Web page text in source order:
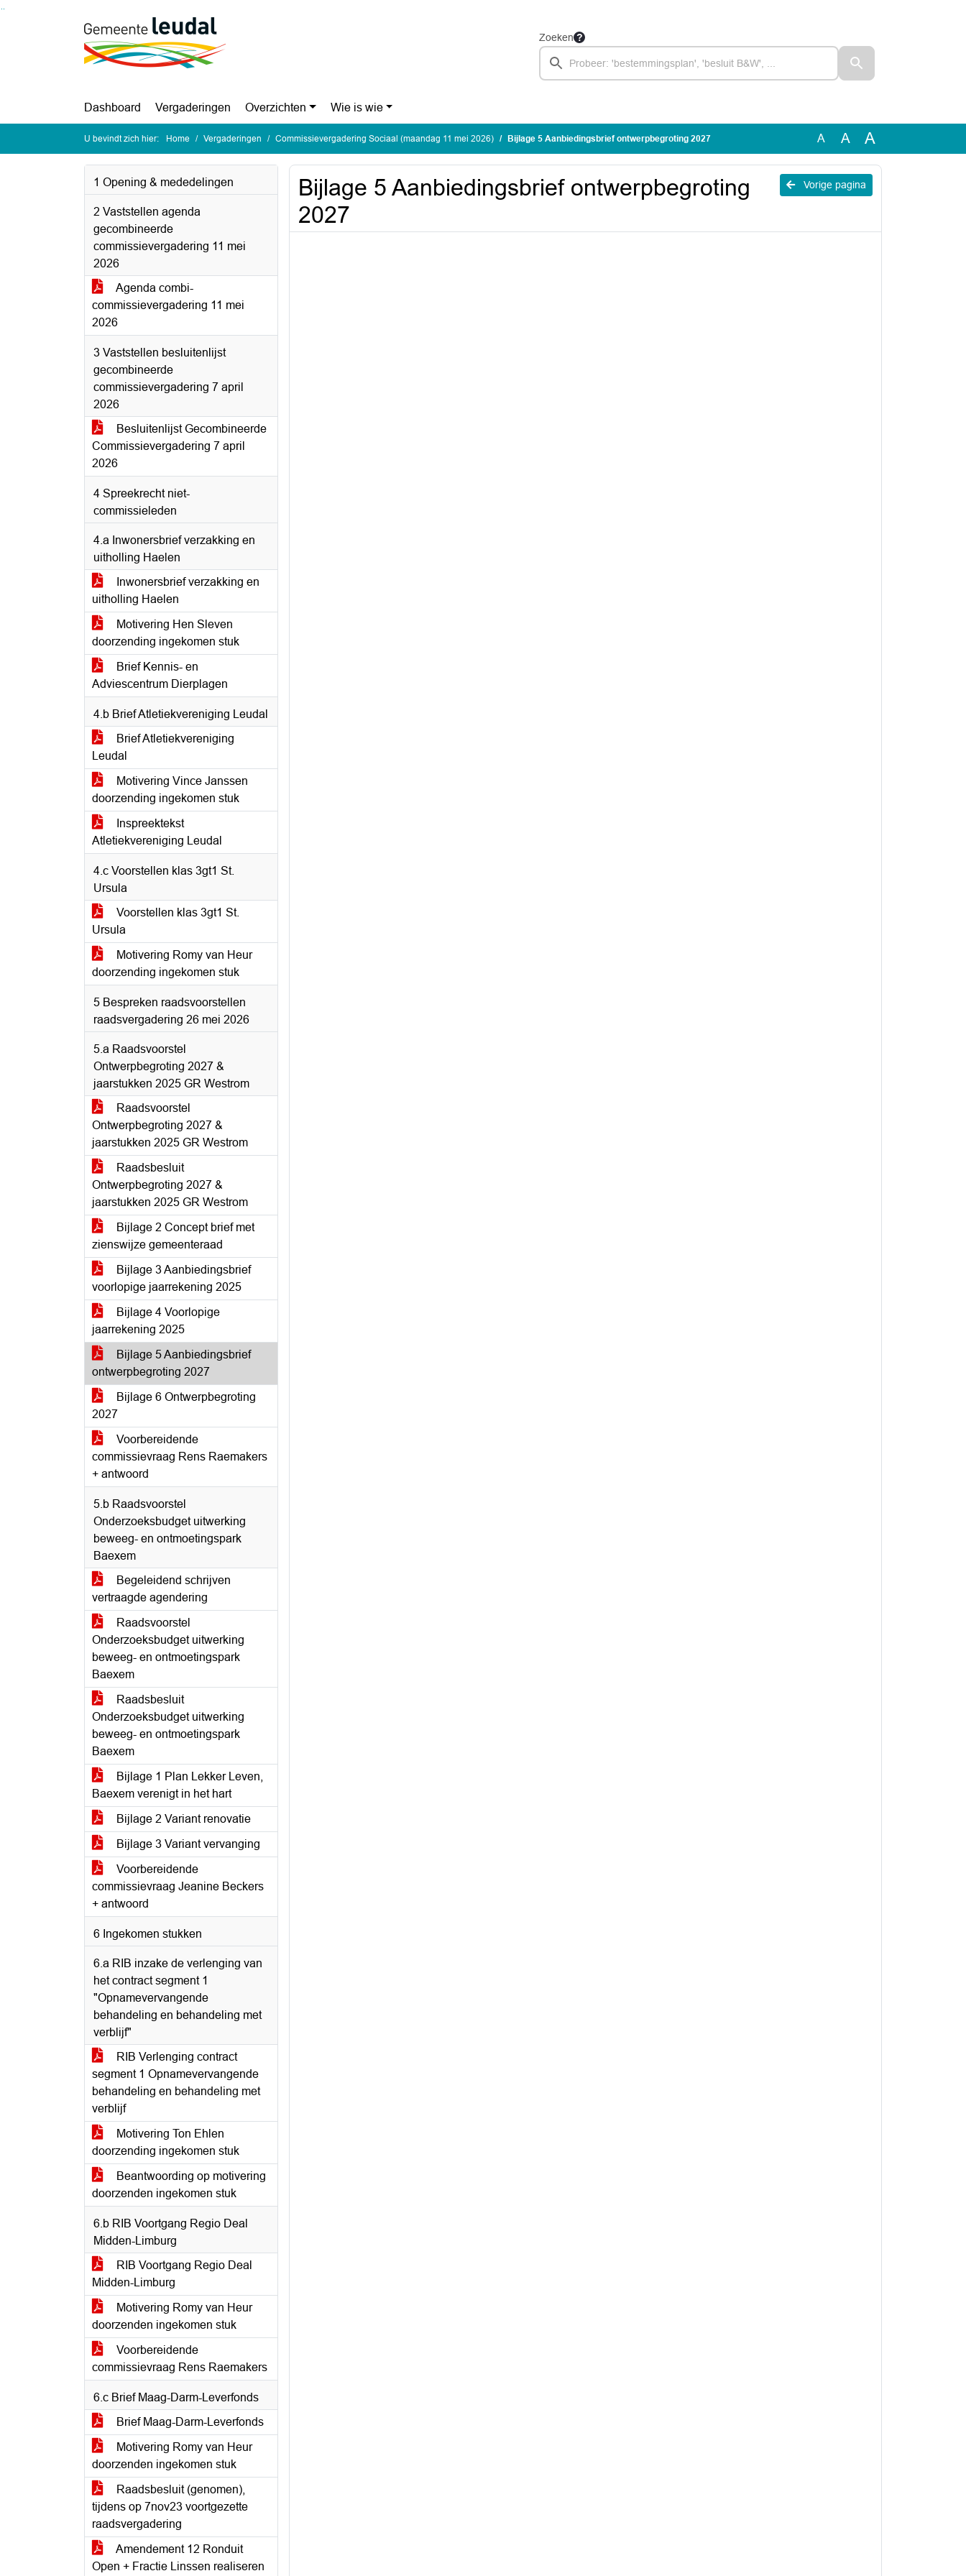
Ga naar de inhoud van deze pagina
Zoeken
Dashboard Vergaderingen Overzichten Wie is wie
U bevindt zich hier: Home Vergaderingen Commissievergadering Sociaal (maandag 11 mei 2026) Bijlage 5 Aanbiedingsbrief ontwerpbegroting 2027 A A A
1 Opening & mededelingen
2 Vaststellen agenda
gecombineerde
commissievergadering 11 mei
2026
Agenda combi-
commissievergadering 11 mei
2026
3 Vaststellen besluitenlijst
gecombineerde
commissievergadering 7 april
2026
Besluitenlijst Gecombineerde
Commissievergadering 7 april
2026
4 Spreekrecht niet-
commissieleden
4.a Inwonersbrief verzakking en
uitholling Haelen
Inwonersbrief verzakking en
uitholling Haelen
Motivering Hen Sleven
doorzending ingekomen stuk
Brief Kennis- en
Adviescentrum Dierplagen
4.b Brief Atletiekvereniging Leudal
Brief Atletiekvereniging
Leudal
Motivering Vince Janssen
doorzending ingekomen stuk
Inspreektekst
Atletiekvereniging Leudal
4.c Voorstellen klas 3gt1 St.
Ursula
Voorstellen klas 3gt1 St.
Ursula
Motivering Romy van Heur
doorzending ingekomen stuk
5 Bespreken raadsvoorstellen
raadsvergadering 26 mei 2026
5.a Raadsvoorstel
Ontwerpbegroting 2027 &
jaarstukken 2025 GR Westrom
Raadsvoorstel
Ontwerpbegroting 2027 &
jaarstukken 2025 GR Westrom
Raadsbesluit
Ontwerpbegroting 2027 &
jaarstukken 2025 GR Westrom
Bijlage 2 Concept brief met
zienswijze gemeenteraad
Bijlage 3 Aanbiedingsbrief
voorlopige jaarrekening 2025
Bijlage 4 Voorlopige
jaarrekening 2025
Bijlage 5 Aanbiedingsbrief
ontwerpbegroting 2027
Bijlage 6 Ontwerpbegroting
2027
Voorbereidende
commissievraag Rens Raemakers
+ antwoord
5.b Raadsvoorstel
Onderzoeksbudget uitwerking
beweeg- en ontmoetingspark
Baexem
Begeleidend schrijven
vertraagde agendering
Raadsvoorstel
Onderzoeksbudget uitwerking
beweeg- en ontmoetingspark
Baexem
Raadsbesluit
Onderzoeksbudget uitwerking
beweeg- en ontmoetingspark
Baexem
Bijlage 1 Plan Lekker Leven,
Baexem verenigt in het hart
Bijlage 2 Variant renovatie
Bijlage 3 Variant vervanging
Voorbereidende
commissievraag Jeanine Beckers
+ antwoord
6 Ingekomen stukken
6.a RIB inzake de verlenging van
het contract segment 1
"Opnamevervangende
behandeling en behandeling met
verblijf"
RIB Verlenging contract
segment 1 Opnamevervangende
behandeling en behandeling met
verblijf
Motivering Ton Ehlen
doorzending ingekomen stuk
Beantwoording op motivering
doorzenden ingekomen stuk
6.b RIB Voortgang Regio Deal
Midden-Limburg
RIB Voortgang Regio Deal
Midden-Limburg
Motivering Romy van Heur
doorzenden ingekomen stuk
Voorbereidende
commissievraag Rens Raemakers
6.c Brief Maag-Darm-Leverfonds
Brief Maag-Darm-Leverfonds
Motivering Romy van Heur
doorzenden ingekomen stuk
Raadsbesluit (genomen),
tijdens op 7nov23 voortgezette
raadsvergadering
Amendement 12 Ronduit
Open + Fractie Linssen realiseren
Vorige pagina
Bijlage 5 Aanbiedingsbrief ontwerpbegroting
2027